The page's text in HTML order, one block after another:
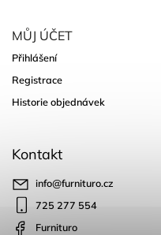
MŮJ ÚČET
Přihlášení
Registrace
Historie objednávek
Kontakt
info@furnituro.cz
725 277 554
Furnituro